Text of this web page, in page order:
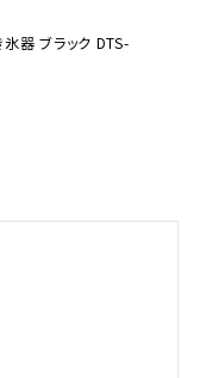
器 ブラック DTS-